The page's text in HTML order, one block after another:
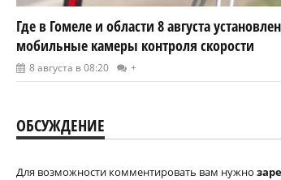
Где в Гомеле и области 8 августа
мобильные камеры контроля скорости
8 августа в 08:20 +
ОБСУЖДЕНИЕ
Для возможности комментировать вам нужно